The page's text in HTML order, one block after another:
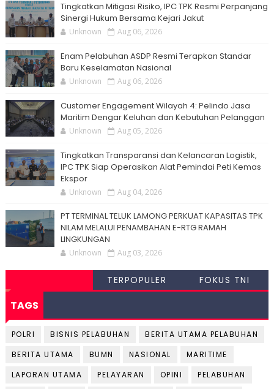
Tingkatkan Mitigasi Risiko, IPC TPK Resmi Perpanjang
Sinergi Hukum Bersama Kejari Jakut
Unknown Aug 06, 2026
Enam Pelabuhan ASDP Resmi Terapkan Standar
Baru Keselamatan Nasional
Unknown Aug 06, 2026
Customer Engagement Wilayah 4: Pelindo Jasa
Maritim Dengar Keluhan dan Kebutuhan Pelanggan
Unknown Aug 05, 2026
Tingkatkan Transparansi dan Kelancaran Logistik,
IPC TPK Siap Operasikan Alat Pemindai Peti Kemas
Ekspor
Unknown Aug 04, 2026
PT TERMINAL TELUK LAMONG PERKUAT KAPASITAS TPK
NILAM MELALUI PENAMBAHAN E-RTG RAMAH
LINGKUNGAN
Unknown Aug 03, 2026
TERPOPULER FOKUS TNI
TAGS
POLRI BISNIS PELABUHAN
BERITA UTAMA PELABUHAN
BERITA UTAMA
BUMN NASIONAL
MARITIME
LAPORAN UTAMA
PELAYARAN OPINI
PELABUHAN